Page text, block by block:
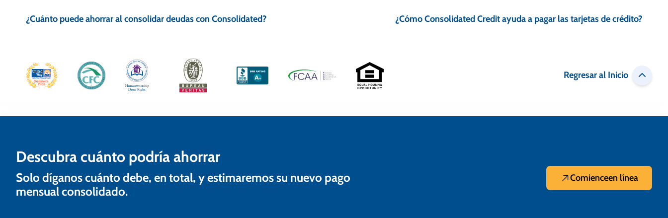
a
g
a
i
n
d
e
¿Cuánto puede ahorrar al consolidar deudas con Consolidated? ¿Cómo Consolidated Credit ayuda a pagar las tarjetas de crédito?
Regresar al Inicio
Descubra cuánto podría ahorrar
Solo díganos cuánto debe, en total, y estimaremos su nuevo pago
mensual consolidado.
Comienceen línea